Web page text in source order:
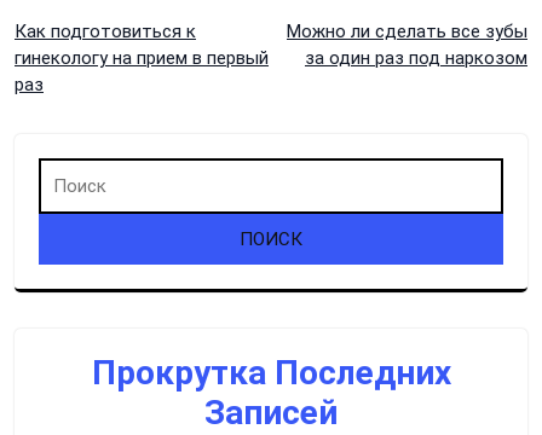
Навигация
по
Как подготовиться к
гинекологу на прием в первый
раз
Можно ли сделать все зубы
за один раз под наркозом
Прокрутка Последних
Записей